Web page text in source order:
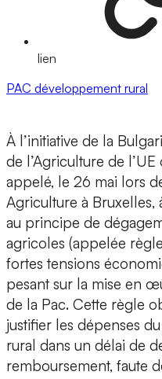
lien
PAC développement rural
À l’initiative de la
de l’Agriculture de
appelé, le 26 mai lors
Agriculture à
au principe de
agricoles (appelée
fortes tensions
pesant sur la mise en
de la Pac. Cette règle
justifier les dépenses
rural dans un délai de
remboursement, faute